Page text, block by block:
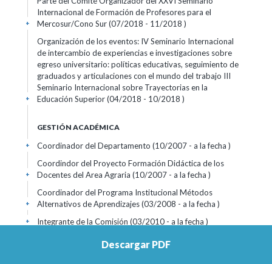
Internacional de Formación de Profesores para el
Mercosur/Cono Sur (07/2018 - 11/2018 )
+
Organización de los eventos: IV Seminario Internacional
de intercambio de experiencias e investigaciones sobre
egreso universitario: políticas educativas, seguimiento de
graduados y articulaciones con el mundo del trabajo III
Seminario Internacional sobre Trayectorias en la
Educación Superior (04/2018 - 10/2018 )
+
GESTIÓN ACADÉMICA
Coordinador del Departamento (10/2007 - a la fecha )
+
Coordindor del Proyecto Formación Didáctica de los
Docentes del Area Agraria (10/2007 - a la fecha )
+
Coordinador del Programa Institucional Métodos
Alternativos de Aprendizajes (03/2008 - a la fecha )
+
Integrante de la Comisión (03/2010 - a la fecha )
+
Consejero (02/2010 - a la fecha )
Descargar PDF